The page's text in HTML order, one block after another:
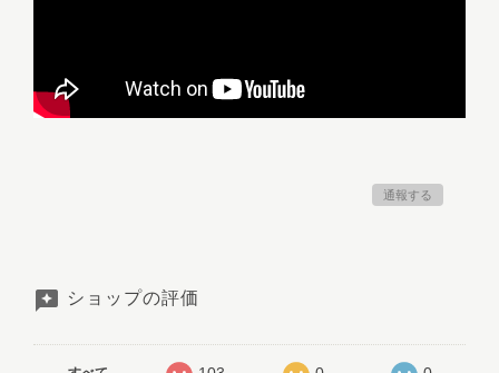
通報する
ショップの評価